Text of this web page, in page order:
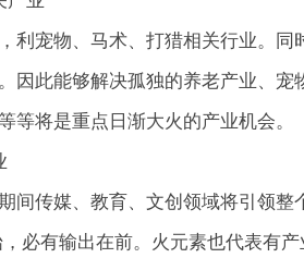
利宠物、马术、打猎相关行业。
因此能够解决孤独的养老产业、
等将是重点日渐大火的产业机会。
间传媒、教育、文创领域将引领
必有输出在前。火元素也代表有